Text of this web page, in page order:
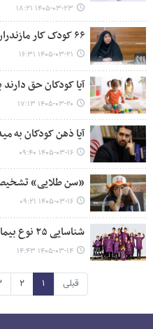
۱۴۰۵-۰۳-۲۳ ۱۸:۲۱
۶۶ کودک کار مازندران به آغوش خانواده بازگشتند
۱۴۰۵-۰۳-۲۱ ۱۶:۳۱
آیا کودکان حق دارند
۱۴۰۵-۰۳-۲۰ ۱۷:۱۳
آیا ذهن کودکان به
۱۴۰۵-۰۳-۱۶ ۰۹:۴۰
«سن طلایی»
۱۴۰۵-۰۳-۱۶ ۰۹:۲۱
شناسایی ۲۵ نوع بیماری جدید نادر/ اسامی
۱۴۰۵-۰۳-۱۴ ۱۴:۴۳
قبلی ۱ ۲